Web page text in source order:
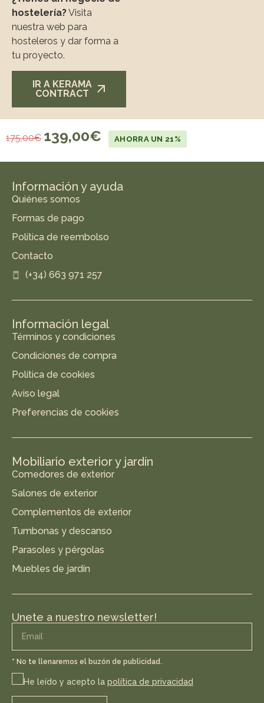
hostelería?Visita
nuestra web para
hosteleros y dar forma a
tu proyecto.
IR A KERAMA
CONTRACT
175,00€ 139,00€ AHORRA UN 21%
Información y ayuda
Quiénes somos
Formas de pago
Política de reembolso
Contacto
(+34) 663 971 257
Información legal
Términos y condiciones
Condiciones de compra
Política de cookies
Aviso legal
Preferencias de cookies
Mobiliario exterior y jardín
Comedores de exterior
Salones de exterior
Complementos de exterior
Tumbonas y descanso
Parasoles y pérgolas
Muebles de jardín
Unete a nuestro newsletter!
* No te llenaremos el buzón de publicidad.
He leído y acepto la política de privacidad